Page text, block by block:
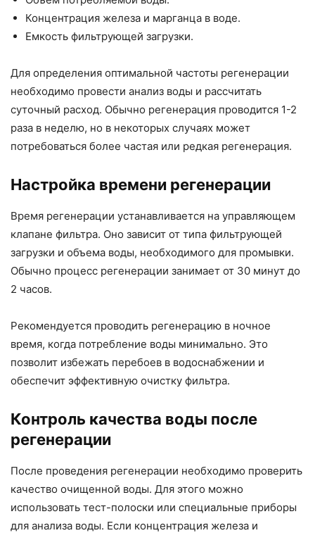
Концентрация железа и марганца в воде.
Емкость фильтрующей загрузки.
Для определения оптимальной частоты регенерации
необходимо провести анализ воды и рассчитать
суточный расход. Обычно регенерация проводится 1-2
раза в неделю, но в некоторых случаях может
потребоваться более частая или редкая регенерация.
Настройка времени регенерации
Время регенерации устанавливается на управляющем
клапане фильтра. Оно зависит от типа фильтрующей
загрузки и объема воды, необходимого для промывки.
Обычно процесс регенерации занимает от 30 минут до
2 часов.
Рекомендуется проводить регенерацию в ночное
время, когда потребление воды минимально. Это
позволит избежать перебоев в водоснабжении и
обеспечит эффективную очистку фильтра.
Контроль качества воды после
регенерации
После проведения регенерации необходимо проверить
качество очищенной воды. Для этого можно
использовать тест-полоски или специальные приборы
для анализа воды. Если концентрация железа и